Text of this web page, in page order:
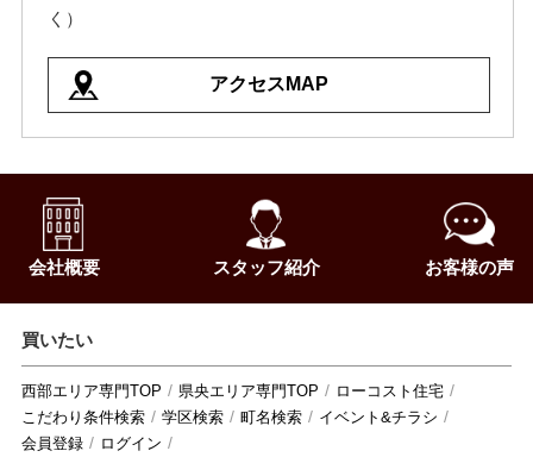
く）
アクセスMAP
会社概要 スタッフ紹介 お客様の声
買いたい
西部エリア専門TOP 県央エリア専門TOP
ローコスト住宅
こだわり条件検索
学区検索 町名検索
イベント&チラシ
会員登録
ログイン